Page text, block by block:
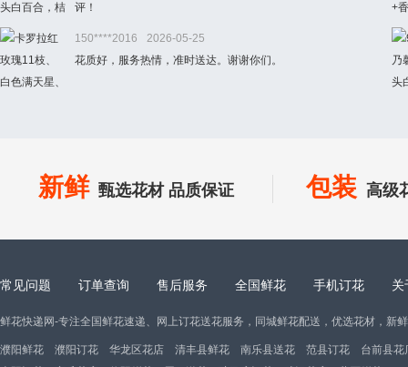
评！
150****2016
2026-05-25
花质好，服务热情，准时送达。谢谢你们。
新鲜 甄选花材 品质保证 包装 高级
常见问题 订单查询 售后服务 全国鲜花 手机订花 关
鲜花快递网-专注全国鲜花速递、网上订花送花服务，同城鲜花配送，优选花材，新
濮阳鲜花 濮阳订花 华龙区花店 清丰县鲜花 南乐县送花 范县订花
台前县花